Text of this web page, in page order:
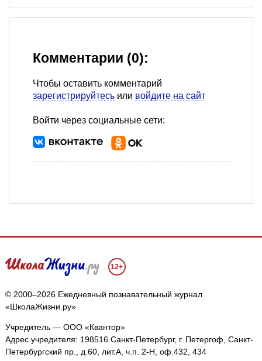
Комментарии (0):
Чтобы оставить комментарий
зарегистрируйтесь или войдите на сайт
Войти через социальные сети:
12+
© 2000–2026 Ежедневный познавательный журнал
«ШколаЖизни.ру»
Учредитель — ООО «Квантор»
Адрес учредителя: 198516 Санкт-Петербург, г. Петергоф, Санкт-
Петербургский пр., д.60, лит.А, ч.п. 2-Н, оф.432, 434